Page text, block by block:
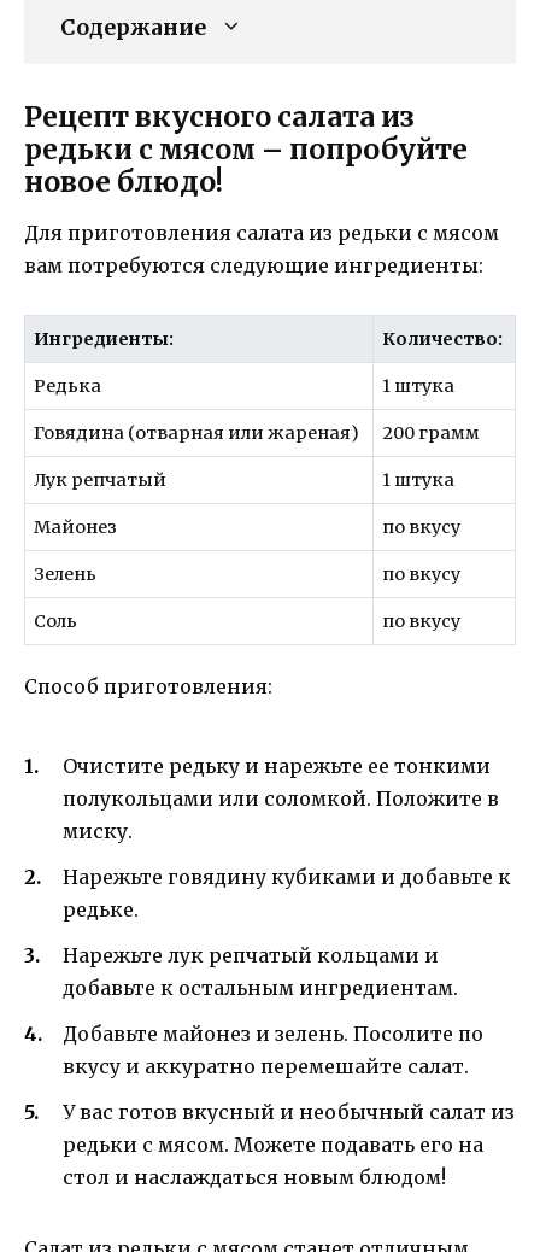
Содержание
Рецепт вкусного салата из
редьки с мясом – попробуйте
новое блюдо!
Для приготовления салата из редьки с мясом
вам потребуются следующие ингредиенты:
Ингредиенты: Количество:
Редька 1 штука
Говядина (отварная или жареная) 200 грамм
Лук репчатый 1 штука
Майонез по вкусу
Зелень по вкусу
Соль по вкусу
Способ приготовления:
Очистите редьку и нарежьте ее тонкими
полукольцами или соломкой. Положите в
миску.
Нарежьте говядину кубиками и добавьте к
редьке.
Нарежьте лук репчатый кольцами и
добавьте к остальным ингредиентам.
Добавьте майонез и зелень. Посолите по
вкусу и аккуратно перемешайте салат.
У вас готов вкусный и необычный салат из
редьки с мясом. Можете подавать его на
стол и наслаждаться новым блюдом!